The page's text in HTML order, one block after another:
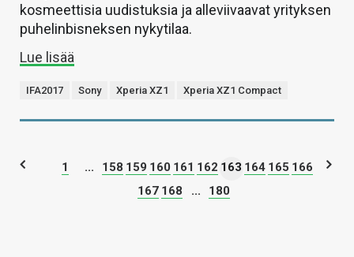
kosmeettisia uudistuksia ja alleviivaavat yrityksen
puhelinbisneksen nykytilaa.
Lue lisää
IFA2017 Sony Xperia XZ1 Xperia XZ1 Compact
1 ... 158 159 160 161 162 163 164 165 166
167 168 ... 180